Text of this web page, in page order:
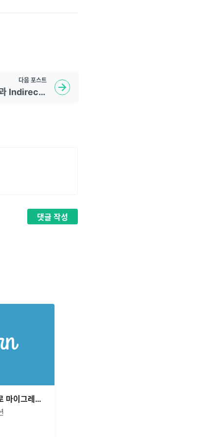
다음 포스트
WebAssembly의 타입과 Indirect Call의 취약점
댓글 작성
npm 프로젝트 yarn berry로 마이그레이션하기